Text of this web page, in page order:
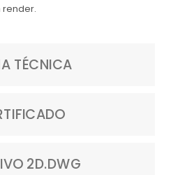
render.
TÉCNICA
2D.DWG